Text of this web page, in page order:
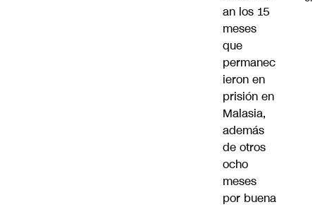
an los 15
meses
que
permanec
ieron en
prisión en
Malasia,
además
de otros
ocho
meses
por buena